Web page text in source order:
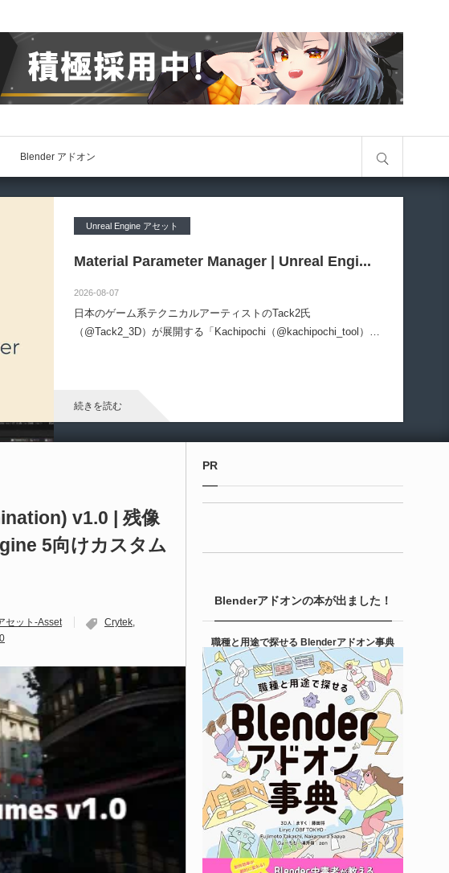
Blender アドオン
Unreal Engine アセット
Material Parameter Manager | Unreal Engi...
2026-08-07
日本のゲーム系テクニカルアーティストのTack2氏
（@Tack2_3D）が展開する「Kachipochi（@kachipochi_tool）」
ルです。
続きを読む
Pipe It | 直感的にパイプ形状を構築出来るUnre
al Engine 5...
2026-08-05
続きを読む
Unreal Engine アセット
Directive Utilities | ブループリントライブラリ
Unreal Directiveによる「Directive Utilities」はブループリントライ
ブラリやエディタスクリプト API の機能不足を補うオープンソー
スの Unreal Engine プラグインです。FabとGithub上で無料公開さ
v1.0 | 残像
5向けカスタム
セット-Asset
Crytek
0
PR
Blenderアドオンの本が出ました！
職種と用途で探せる Blenderアドオン事典